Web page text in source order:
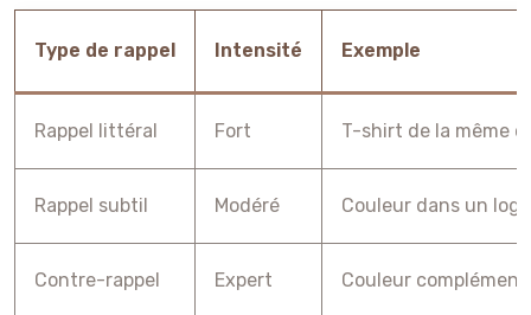
Type de rappel Intensité Exemple
Rappel littéral Fort T-shirt de la même
Rappel subtil Modéré Couleur dans un
Contre-rappel Expert Couleur